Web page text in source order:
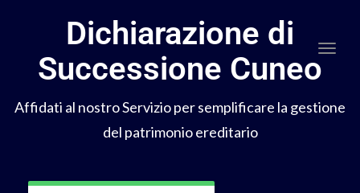
Dichiarazione di
Successione Cuneo
Affidati al nostro Servizio per semplificare la gestione
del patrimonio ereditario